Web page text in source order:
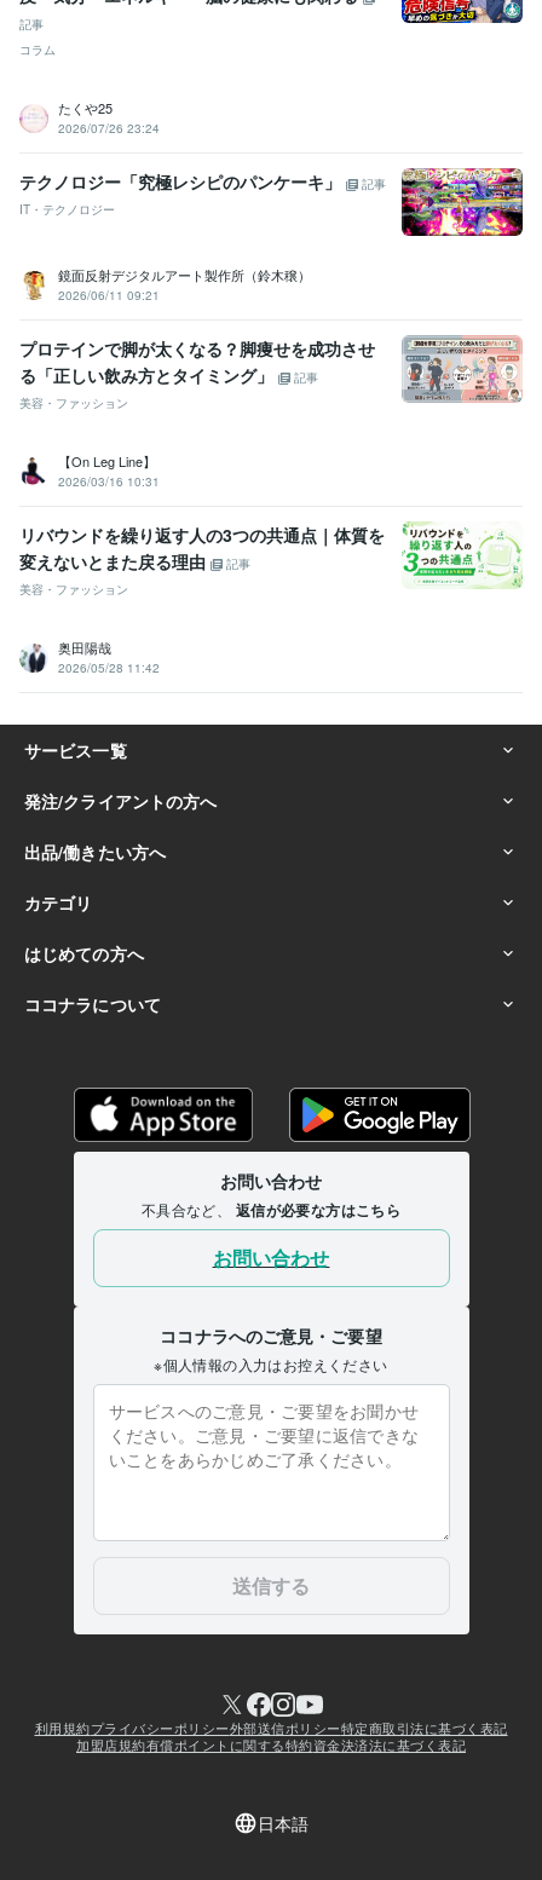
記事
コラム
たくや25
2026/07/26 23:24
テクノロジー「究極レシピのパンケーキ」
記事
IT・テクノロジー
鏡面反射デジタルアート製作所（鈴木穣）
2026/06/11 09:21
プロテインで脚が太くなる？脚痩せを成功させ
る「正しい飲み方とタイミング」
記事
美容・ファッション
【On Leg Line】
2026/03/16 10:31
リバウンドを繰り返す人の3つの共通点｜体質を
変えないとまた戻る理由
記事
美容・ファッション
奥田陽哉
2026/05/28 11:42